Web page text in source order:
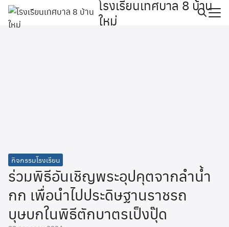
Skip
content
โรงเรียนเทศบาล 8 บ้าน
ใหม่
Search
กิจกรรมโรงเรียน
ร่วมพิธีอันเชิญพระอุปคุตจากลำน้ำ
กก เพื่อนำไปประดิษฐานราชรถ
บุษบกในพิธีตักบาตรเป็งปุ๊ด